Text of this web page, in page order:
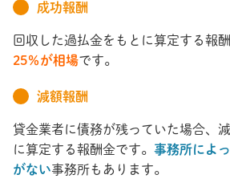
成功報酬
回収した過払金をもとに算定する報
25％が相場です。
減額報酬
貸金業者に債務が残っていた場合、
に算定する報酬金です。 事務所によ
がない事務所もあります。